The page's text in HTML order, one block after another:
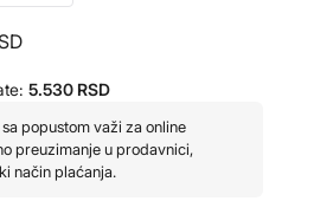
5.530 RSD
popustom važi za online
preuzimanje u prodavnici,
način plaćanja.